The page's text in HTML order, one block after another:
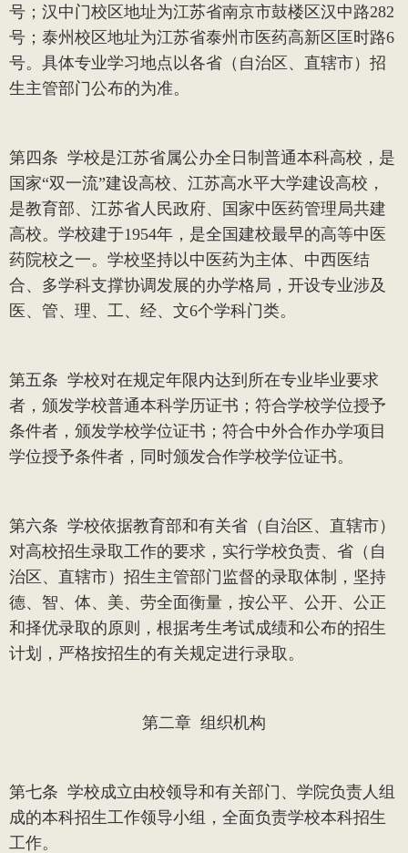
号；汉中门校区地址为江苏省南京市鼓楼区汉中路282
号；泰州校区地址为江苏省泰州市医药高新区匡时路6
号。具体专业学习地点以各省（自治区、直辖市）招
生主管部门公布的为准。
第四条 学校是江苏省属公办全日制普通本科高校，是
国家“双一流”建设高校、江苏高水平大学建设高校，
是教育部、江苏省人民政府、国家中医药管理局共建
高校。学校建于1954年，是全国建校最早的高等中医
药院校之一。学校坚持以中医药为主体、中西医结
合、多学科支撑协调发展的办学格局，开设专业涉及
医、管、理、工、经、文6个学科门类。
第五条 学校对在规定年限内达到所在专业毕业要求
者，颁发学校普通本科学历证书；符合学校学位授予
条件者，颁发学校学位证书；符合中外合作办学项目
学位授予条件者，同时颁发合作学校学位证书。
第六条 学校依据教育部和有关省（自治区、直辖市）
对高校招生录取工作的要求，实行学校负责、省（自
治区、直辖市）招生主管部门监督的录取体制，坚持
德、智、体、美、劳全面衡量，按公平、公开、公正
和择优录取的原则，根据考生考试成绩和公布的招生
计划，严格按招生的有关规定进行录取 。
第二章 组织机构
第七条 学校成立由校领导和有关部门、学院负责人组
成的本科招生工作领导小组，全面负责学校本科招生
工作。